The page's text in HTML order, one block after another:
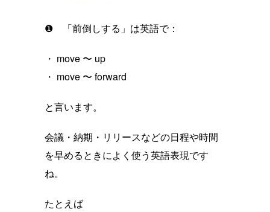
❶ 「前倒しする」は英語で：
・ move 〜 up
・ move 〜 forward
と言います。
会議・納期・リリースなどの日程や時間
を早めるときによく使う英語表現です
ね。
たとえば